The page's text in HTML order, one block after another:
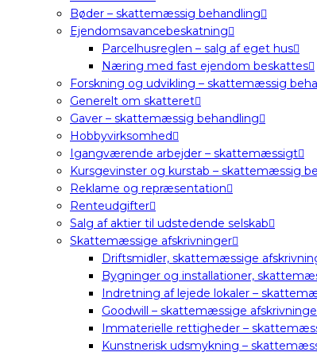
Bøder – skattemæssig behandling
Ejendomsavancebeskatning
Parcelhusreglen – salg af eget hus
Næring med fast ejendom beskattes
Forskning og udvikling – skattemæssig
Generelt om skatteret
Gaver – skattemæssig behandling
Hobbyvirksomhed
Igangværende arbejder – skattemæssigt
Kursgevinster og kurstab – skattemæssig
Reklame og repræsentation
Renteudgifter
Salg af aktier til udstedende selskab
Skattemæssige afskrivninger
Driftsmidler, skattemæssige
Bygninger og installationer,
Indretning af lejede lokaler –
Goodwill – skattemæssige
Immaterielle rettigheder –
Kunstnerisk udsmykning –